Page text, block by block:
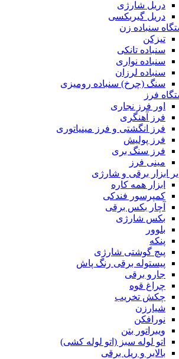
دریل شارژی
دریل گیربکسی
سنباده زن
تیزکن
سنباده تانکی
سنباده نواری
سنباده لرزان
سنگ (چرخ) سنباده رومیزی
فرز
اور فرز نجاری
فرز آهنگری
فرز انگشتی و فرز مینیاتوری
فرز پولیش
فرز سنگ بری
مینی فرز
ابزار برقی و شارژی
ابزار همه کاره
کمپرسور فندکی
آچار بکس برقی
بکس شارژی
بلوور
پنکه
پیچ گوشتی شارژی
پیستوله برقی رنگ پاش
جارو برقی
چراغ قوه
چکش تخریب
شیارزن
نورافکن
ویبراتور بتن
اتو لوله سبز (اتو لوله کشی)
بالابر و ریل برقی